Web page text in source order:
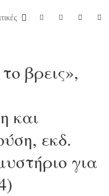
βρεις»,
και
εκδ.
για